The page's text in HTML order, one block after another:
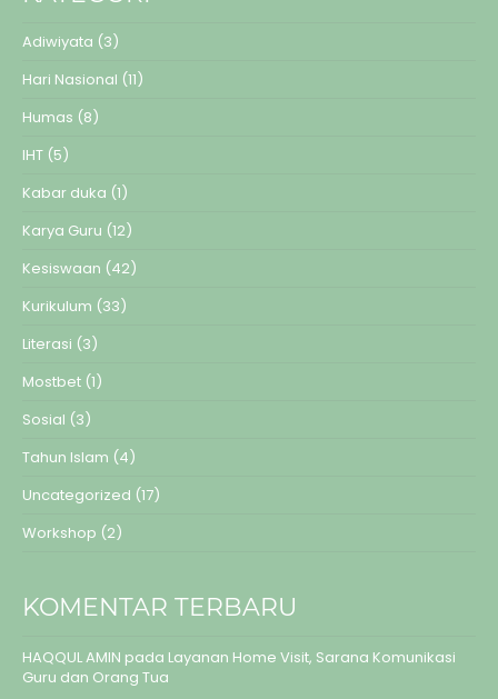
Adiwiyata (3)
Hari Nasional (11)
Humas (8)
IHT (5)
Kabar duka (1)
Karya Guru (12)
Kesiswaan (42)
Kurikulum (33)
Literasi (3)
Mostbet (1)
Sosial (3)
Tahun Islam (4)
Uncategorized (17)
Workshop (2)
KOMENTAR TERBARU
HAQQUL AMIN pada Layanan Home Visit, Sarana Komunikasi
Guru dan Orang Tua